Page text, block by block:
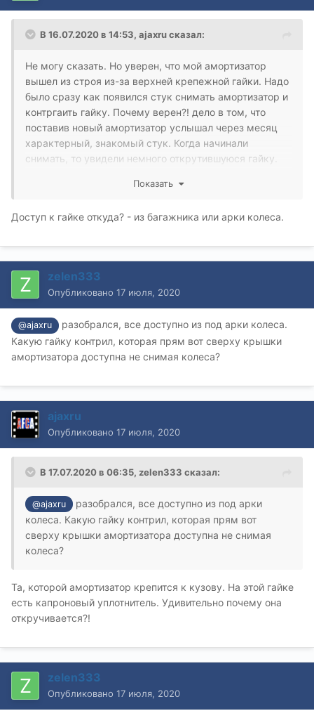
В 16.07.2020 в 14:53, ajaxruсказал:
Не могу сказать. Но уверен, что мой амортизатор
вышел из строя из-за верхней крепежной гайки. Надо
было сразу как появился стук снимать амортизатор и
контргаить гайку. Почему верен?! дело в том, что
поставив новый амортизатор услышал через месяц
характерный, знакомый стук. Когда начинали
снимать, то увидели немного открутившуюся гайку.
Показать
Доступ к гайке откуда? - из багажника или арки колеса.
zelen333
Опубликовано 17 июля, 2020
@ajaxru
разобрался, все доступно из под арки колеса.
Какую гайку контрил, которая прям вот сверху крышки
амортизатора доступна не снимая колеса?
ajaxru
Опубликовано 17 июля, 2020
В 17.07.2020 в 06:35, zelen333 сказал:
@ajaxru
разобрался, все доступно из под арки
колеса. Какую гайку контрил, которая прям вот
сверху крышки амортизатора доступна не снимая
колеса?
Та, которой амортизатор крепится к кузову. На этой гайке
есть капроновый уплотнитель. Удивительно почему она
откручивается?!
zelen333
Опубликовано 17 июля, 2020